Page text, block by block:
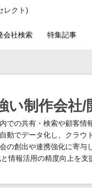
レクト)
会社検索 特集記事
WEBサービス
人事（労務管
人事（採用・
経理・会計・
法務・総務
い制作会社/
の共有・検索や顧客情
でデータ化し、クラウ
の創出や連携強化に寄与
情報活用の精度向上を支